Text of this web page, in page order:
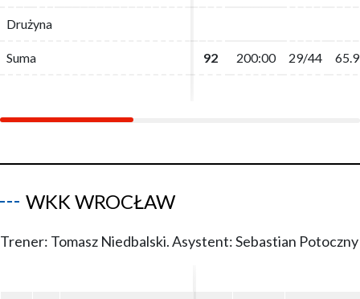
Drużyna
Suma 92 200:00 29/44 65.9
Drużyna
Suma 92 200:00 29/44 65.9
WKK WROCŁAW
Trener: Tomasz Niedbalski. Asystent: Sebastian Potoczny